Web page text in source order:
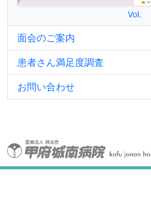
Vol.
面会のご案内
患者さん満足度調査
お問い合わせ